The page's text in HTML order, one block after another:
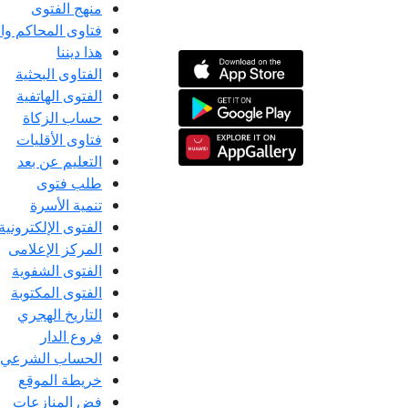
منهج الفتوى
فتاوى المحاكم
هذا ديننا
الفتاوى البحثية
الفتوى الهاتفية
حساب الزكاة
فتاوى الأقليات
التعليم عن بعد
طلب فتوى
تنمية الأسرة
الفتوى الإلكترونية
المركز الإعلامى
الفتوى الشفوية
الفتوى المكتوبة
التاريخ الهجري
فروع الدار
الحساب الشرعي
خريطة الموقع
فض المنازعات